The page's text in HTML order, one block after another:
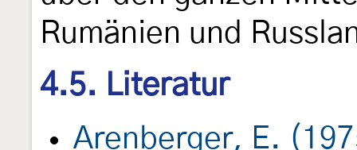
Rumänien und
4.5. Literatur
Arenberger, E.